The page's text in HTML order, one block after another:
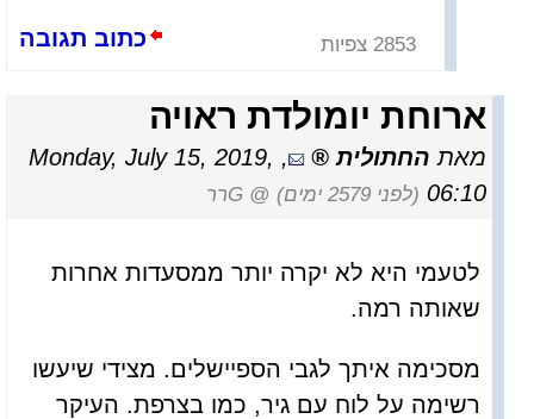
כתוב תגובה 2853 צפיות
ארוחת יומולדת ראויה
מאת החתולית ,
Monday, July 15, 2019,
06:10 (לפני 2579 ימים) @ Gרר
לטעמי היא לא יקרה יותר ממסעדות אחרות
שאותה רמה.
מסכימה איתך לגבי הספיישלים. מצידי שיעשו
רשימה על לוח עם גיר, כמו בצרפת. העיקר